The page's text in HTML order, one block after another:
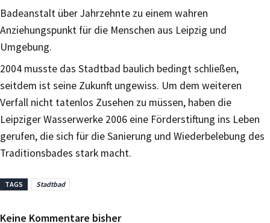
Badeanstalt über Jahrzehnte zu einem wahren
Anziehungspunkt für die Menschen aus Leipzig und
Umgebung.
2004 musste das Stadtbad baulich bedingt schließen,
seitdem ist seine Zukunft ungewiss. Um dem weiteren
Verfall nicht tatenlos Zusehen zu müssen, haben die
Leipziger Wasserwerke 2006 eine Förderstiftung ins Leben
gerufen, die sich für die Sanierung und Wiederbelebung des
Traditionsbades stark macht.
TAGS Stadtbad
Keine Kommentare bisher